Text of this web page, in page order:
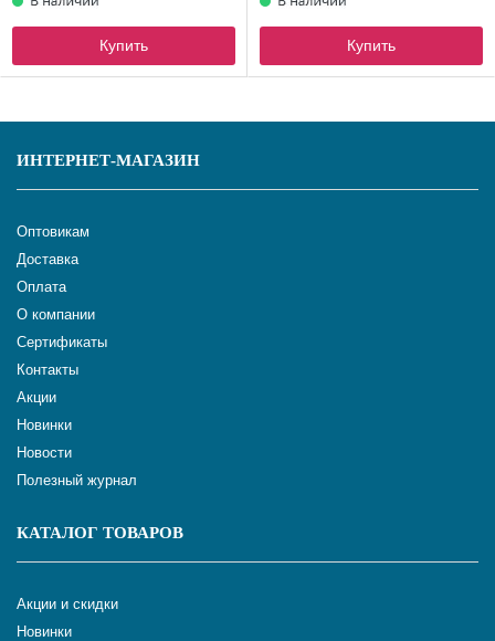
Купить Купить
ИНТЕРНЕТ-МАГАЗИН
Оптовикам
Доставка
Оплата
О компании
Сертификаты
Контакты
Акции
Новинки
Новости
Полезный журнал
КАТАЛОГ ТОВАРОВ
Акции и скидки
Новинки